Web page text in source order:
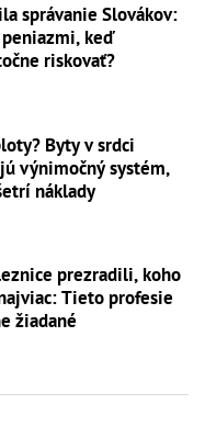
správanie Slovákov:
keď
riskovať?
Byty v srdci
výnimočný systém,
náklady
prezradili, koho
Tieto profesie
žiadané